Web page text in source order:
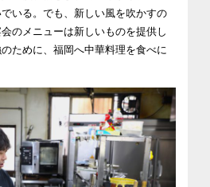
いる。でも、新しい風を吹かすの
のメニューは新しいものを提供し
ために、福岡へ中華料理を食べに